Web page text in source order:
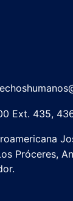
Ext. 435,
Próceres,
El